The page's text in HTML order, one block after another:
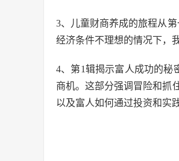
3、儿童财商养成的旅程从
经济条件不理想的情况下，
4、第1辑揭示富人成功的秘
商机。这部分强调冒险和抓
以及富人如何通过投资和实